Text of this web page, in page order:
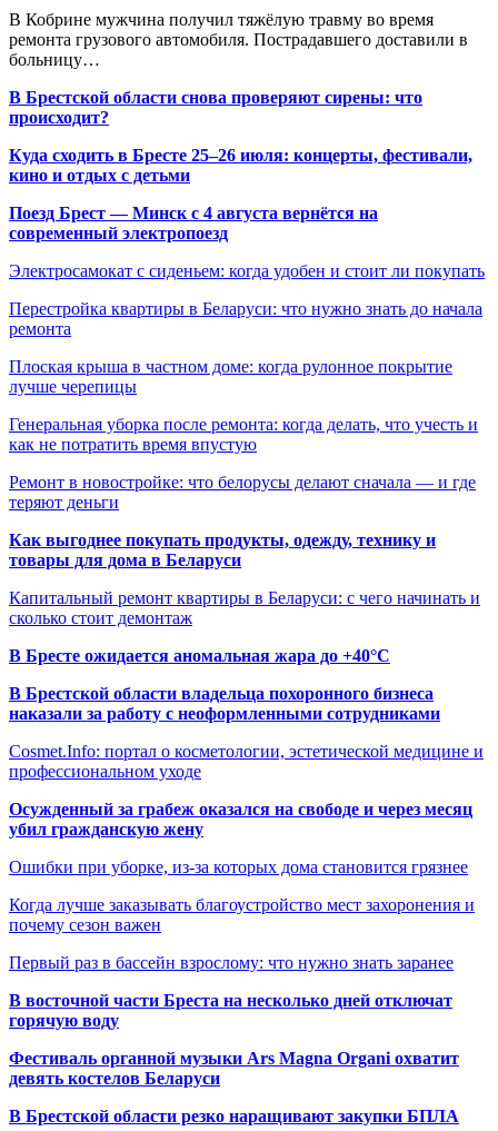
В Кобрине мужчина получил тяжёлую травму во время
ремонта грузового автомобиля. Пострадавшего доставили в
больницу…
В Брестской области снова проверяют сирены: что
происходит?
Куда сходить в Бресте 25–26 июля: концерты, фестивали,
кино и отдых с детьми
Поезд Брест — Минск с 4 августа вернётся на
современный электропоезд
Электросамокат с сиденьем: когда удобен и стоит ли покупать
Перестройка квартиры в Беларуси: что нужно знать до начала
ремонта
Плоская крыша в частном доме: когда рулонное покрытие
лучше черепицы
Генеральная уборка после ремонта: когда делать, что учесть и
как не потратить время впустую
Ремонт в новостройке: что белорусы делают сначала — и где
теряют деньги
Как выгоднее покупать продукты, одежду, технику и
товары для дома в Беларуси
Капитальный ремонт квартиры в Беларуси: с чего начинать и
сколько стоит демонтаж
В Бресте ожидается аномальная жара до +40°C
В Брестской области владельца похоронного бизнеса
наказали за работу с неоформленными сотрудниками
Cosmet.Info: портал о косметологии, эстетической медицине и
профессиональном уходе
Осужденный за грабеж оказался на свободе и через месяц
убил гражданскую жену
Ошибки при уборке, из-за которых дома становится грязнее
Когда лучше заказывать благоустройство мест захоронения и
почему сезон важен
Первый раз в бассейн взрослому: что нужно знать заранее
В восточной части Бреста на несколько дней отключат
горячую воду
Фестиваль органной музыки Ars Magna Organi охватит
девять костелов Беларуси
В Брестской области резко наращивают закупки БПЛА